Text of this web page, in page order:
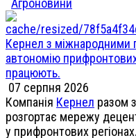
Агроновини
Кернел з міжнародними
автономію
працюють.
07 серпня 2026
Компанія Кернел разом
розгортає мережу
у прифронтових